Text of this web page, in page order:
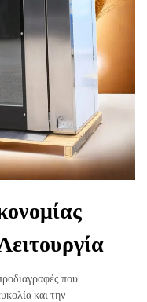
που
και την